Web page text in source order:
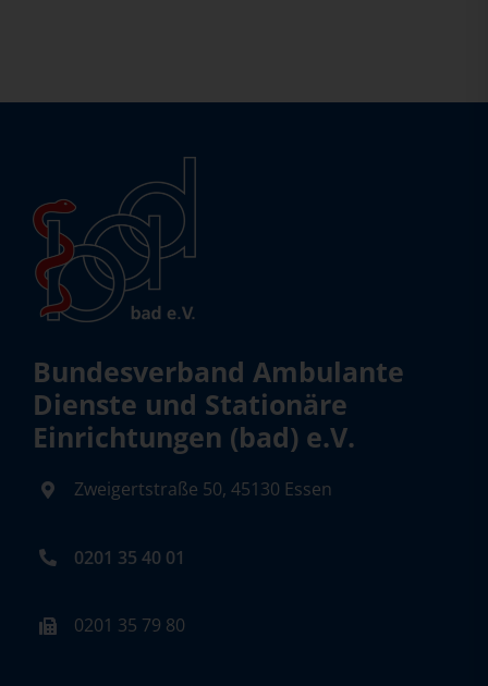
Bundesverband Ambulante
Dienste und Stationäre
Einrichtungen (bad) e.V.
Zweigertstraße 50, 45130 Essen
0201 35 40 01
0201 35 79 80